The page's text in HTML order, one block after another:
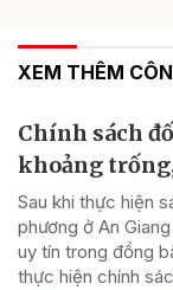
XEM THÊM
Chính sách
khoảng
Sau khi thực hiện
phương ở An
uy tín trong đồng
thực hiện chính